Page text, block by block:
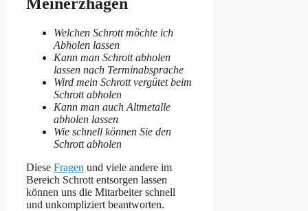
Welchen Schrott möchte ich
Abholen lassen
Kann man Schrott abholen
lassen nach Terminabsprache
Wird mein Schrott vergütet beim
Schrott abholen
Kann man auch Altmetalle
abholen lassen
Wie schnell können Sie den
Schrott abholen
Diese Fragen und viele andere im
Bereich Schrott entsorgen lassen
können uns die Mitarbeiter schnell
und unkompliziert beantworten.